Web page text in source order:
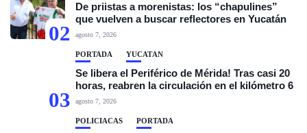
02
De priistas a morenistas: los “chapulines”
que vuelven a buscar reflectores en Yucatán
agosto 7, 2026
03
PORTADA YUCATÁN
Se libera el Periférico de Mérida! Tras casi 20
horas, reabren la circulación en el kilómetro 6
agosto 7, 2026
POLICIACAS PORTADA